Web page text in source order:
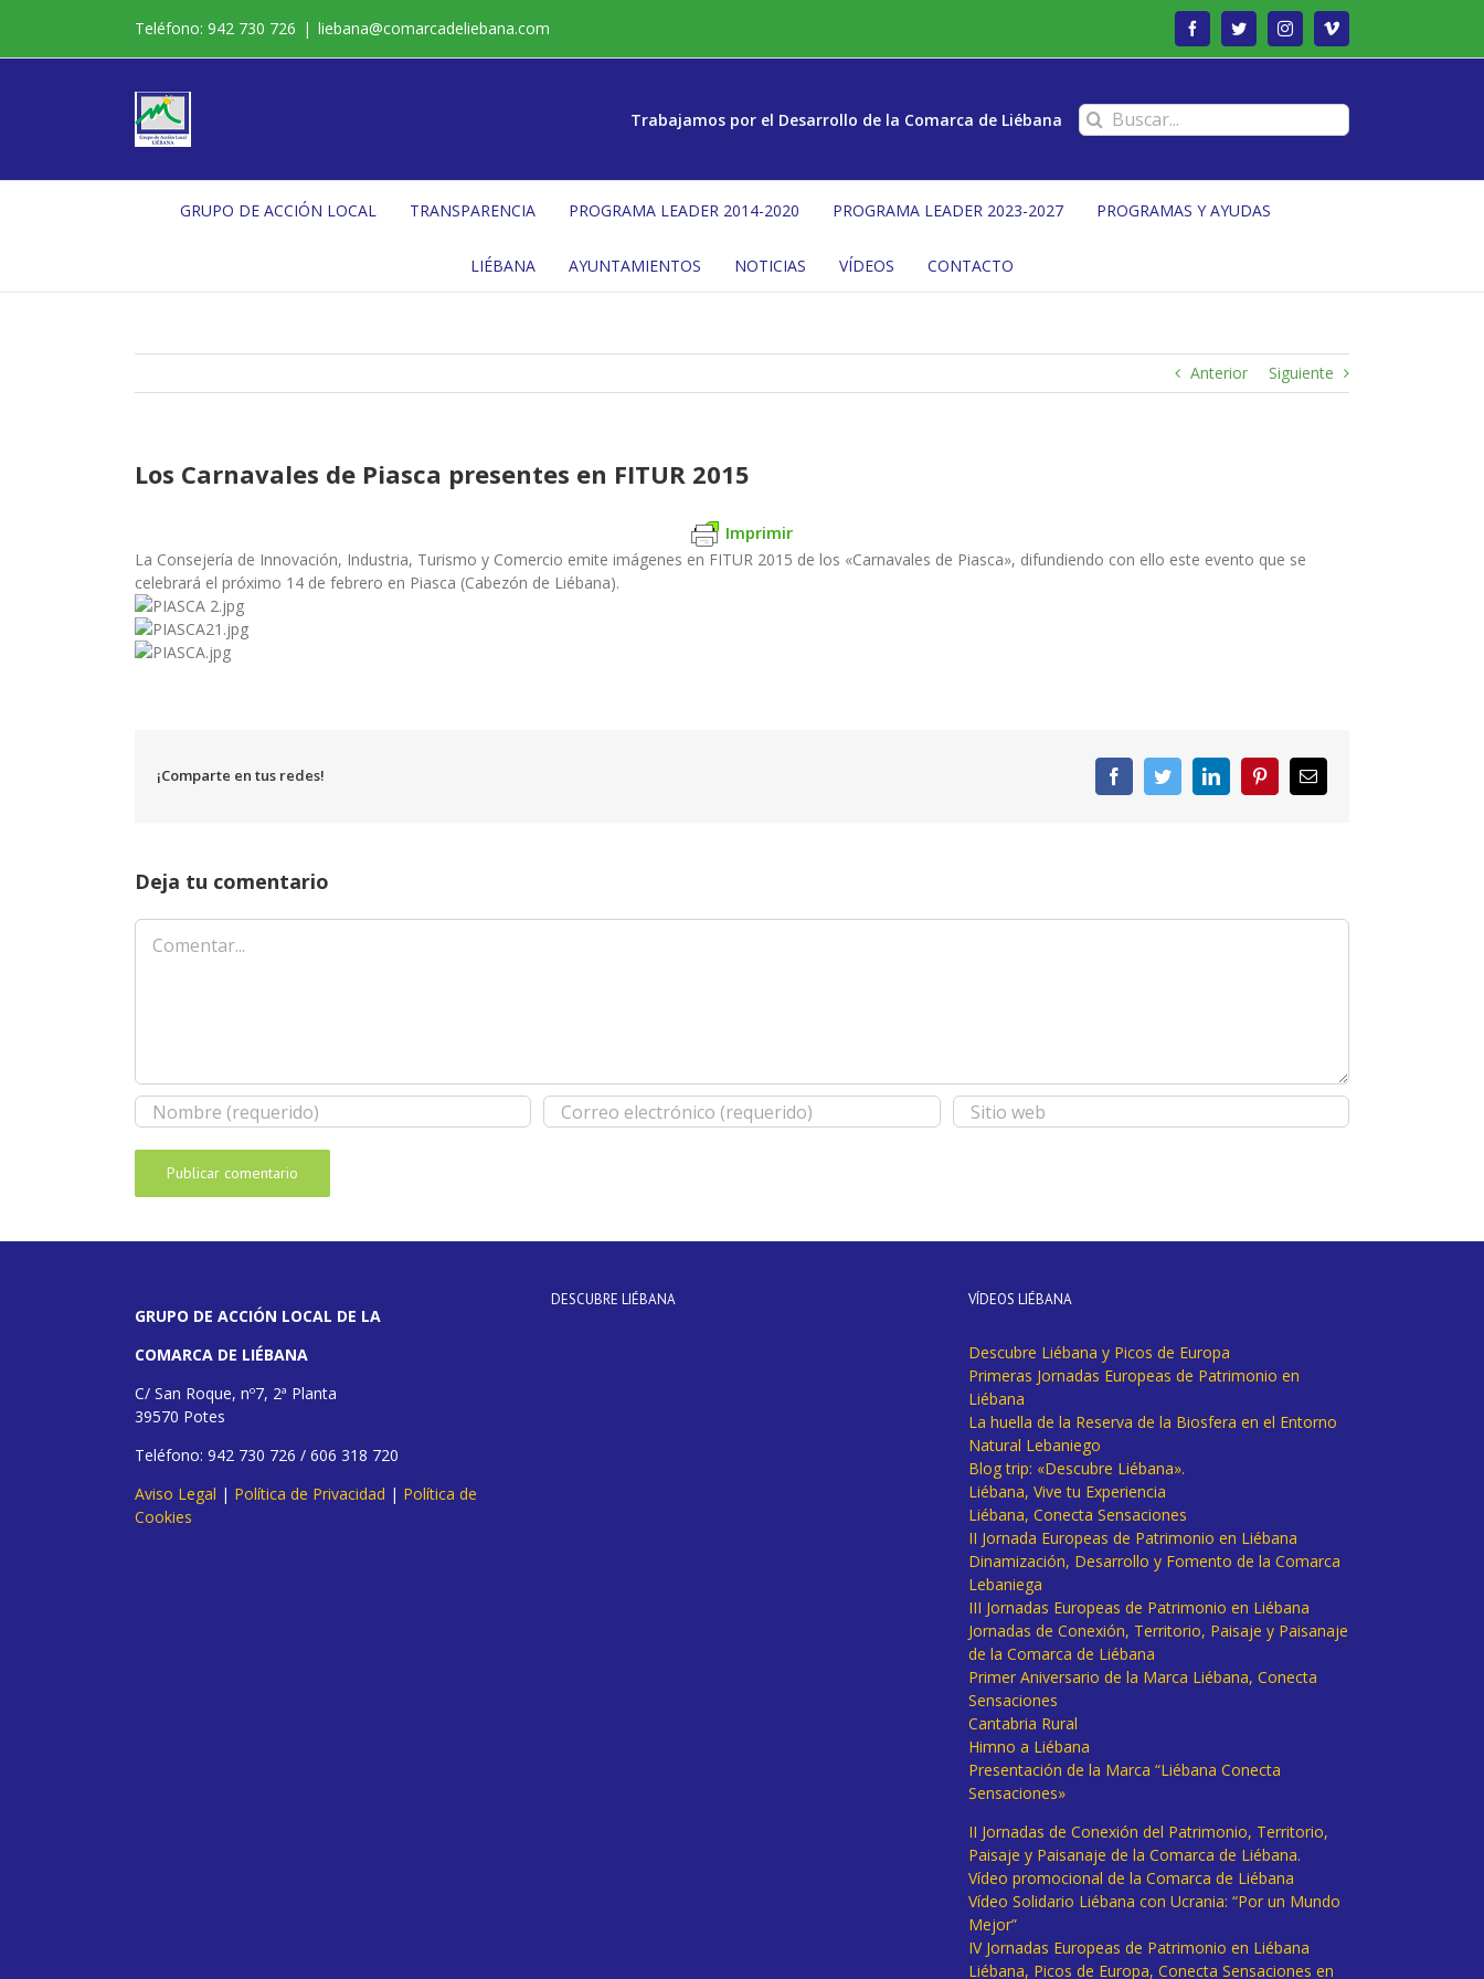
contenido
Teléfono: 942 730 726 | liebana@comarcadeliebana.com FacebookTwitterInstagramVimeo
Trabajamos por el Desarrollo de la Comarca de Liébana Buscar:
GRUPO DE ACCIÓN LOCAL TRANSPARENCIA PROGRAMA LEADER 2014-2020 PROGRAMA LEADER 2023-2027 PROGRAMAS Y AYUDAS
LIÉBANA AYUNTAMIENTOS NOTICIAS VÍDEOS CONTACTO
Anterior Siguiente
Los Carnavales de Piasca presentes en FITUR 2015
Imprimir
La Consejería de Innovación, Industria, Turismo y Comercio emite imágenes en FITUR 2015 de los «Carnavales de Piasca», difundiendo con ello este evento que se
celebrará el próximo 14 de febrero en Piasca (Cabezón de Liébana).
¡Comparte en tus redes! FacebookTwitterLinkedInPinterestCorreo
electrónico
Deja tu comentario
Comentar
GRUPO DE ACCIÓN LOCAL DE LA
COMARCA DE LIÉBANA
C/ San Roque, nº7, 2ª Planta
39570 Potes
Teléfono: 942 730 726 / 606 318 720
Aviso Legal | Política de Privacidad | Política de
Cookies
DESCUBRE LIÉBANA VÍDEOS LIÉBANA
Descubre Liébana y Picos de Europa
Primeras Jornadas Europeas de Patrimonio en
Liébana
La huella de la Reserva de la Biosfera en el Entorno
Natural Lebaniego
Blog trip: «Descubre Liébana».
Liébana, Vive tu Experiencia
Liébana, Conecta Sensaciones
II Jornada Europeas de Patrimonio en Liébana
Dinamización, Desarrollo y Fomento de la Comarca
Lebaniega
III Jornadas Europeas de Patrimonio en Liébana
Jornadas de Conexión, Territorio, Paisaje y Paisanaje
de la Comarca de Liébana
Primer Aniversario de la Marca Liébana, Conecta
Sensaciones
Cantabria Rural
Himno a Liébana
Presentación de la Marca “Liébana Conecta
Sensaciones»
II Jornadas de Conexión del Patrimonio, Territorio,
Paisaje y Paisanaje de la Comarca de Liébana.
Vídeo promocional de la Comarca de Liébana
Vídeo Solidario Liébana con Ucrania: “Por un Mundo
Mejor”
IV Jornadas Europeas de Patrimonio en Liébana
Liébana, Picos de Europa, Conecta Sensaciones en